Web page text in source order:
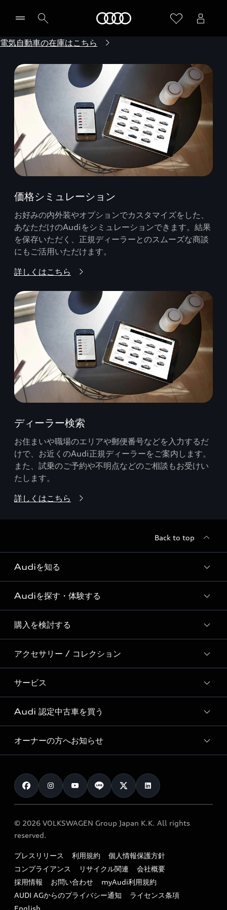
電気自動車の在庫はこちら
価格シミュレーション
お好みの内外装やオプションでカスタマイズをした、
あなただけのAudiをシミュレーションできます。結果
を保存いただく、正規ディーラーとのスムーズな商談
にもご活用いただけます。
詳しくはこちら
ディーラー検索
お住まいや職場のエリアや郵便番号などを入力するだ
けで、お近くのAudi正規ディーラーをご案内します。
また、試乗のご予約や不明点などのご相談もお受けい
たします。
詳しくはこちら
Back to top
Audiを知る
Audi ブランド
Story of Progress
Audi Sport
Formula 1®
デジタルサービス
Audiを探す・体験する
ディーラー検索
新車在庫検索
試乗車・展示車検索
見積り依頼
試乗予約
購入を検討する
モデル一覧
特別仕様モデル / 限定モデル
e-tronラインアップ
価格シミュレーション
車両比較
カタログ一覧
アクセサリー / コレクション
純正アクセサリー
オンラインショップ
Audi collection
アウディナビアプリ
サービス
サービス入庫予約
サービスプログラム
メンテナンス
車検 / 定期点検
e-tronアフターサポート
myAudi
Audi 認定中古車を買う
Audi認定中古車
クオリティ
保証
メンテナンス
ファイナンス
キャンペーン / イベント
買取査定
オーナーの方へお知らせ
お知らせ
オーナー様向けキャンペーン
特定整備適用車一覧
リサイクル法
よくある質問（FAQ）
© 2026 VOLKSWAGEN Group Japan K.K. All rights
reserved.
プレスリリース 利用規約
個人情報保護方針
コンプライアンス
リサイクル関連
会社概要
採用情報
お問い合わせ
myAudi利用規約
AUDI AGからのプライバシー通知
ライセンス条項
English